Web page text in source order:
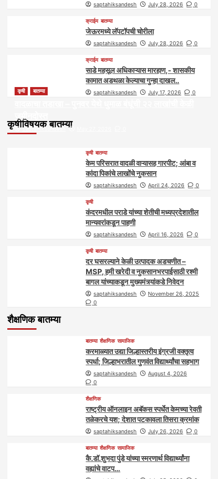
saptahiksandesh July 28, 2026 0
क्राईम बातम्या
जेऊरमध्ये लॅपटॉपची चोरीला
saptahiksandesh July 28, 2026 0
क्राईम बातम्या
साडे महसूल अधिकाऱ्यास मारहाण,- शासकीय
कामात अडथळा केल्याचा गुन्हा दाखल..
saptahiksandesh July 17, 2026 0
कृषीविषयक बातम्या
कृषी बातम्या
saptahiksandesh
कृषी बातम्या
केम परिसरात वादळी वाऱ्यासह गारपीट; आंबा व
कांदा पिकांचे लाखोंचे नुकसान
saptahiksandesh April 24, 2026 0
कृषी
कंदरमधील पराडे यांच्या शेतीची मध्यप्रदेशातील
मान्यवरांकडून पाहणी
saptahiksandesh April 16, 2026 0
कृषी बातम्या
दर घसरल्याने केळी उत्पादक अडचणीत –
MSP, हमी खरेदी व नुकसानभरपाईसाठी रश्मी
बागल यांच्याकडून मुख्यमंत्र्यांकडे निवेदन
saptahiksandesh
November 26, 2025
0
शैक्षणिक बातम्या
बातम्या शैक्षणिक सामाजिक
करमाळ्यात उद्या जिल्हास्तरीय इंग्रजी वक्तृत्व
स्पर्धा; जिल्हाभरातील गुणवंत विद्यार्थ्यांचा सहभाग
saptahiksandesh
August 4, 2026
0
शैक्षणिक
राष्ट्रीय ऑनलाइन अबॅकस स्पर्धेत केमच्या रेवती
तळेकरचे यश; देशात पटकावला तिसरा क्रमांक
saptahiksandesh July 26, 2026 0
बातम्या शैक्षणिक सामाजिक
कै.डॉ.शुभदा पुंडे यांच्या स्मरणार्थ विद्यार्थ्यांना
वह्यांचे वाटप…